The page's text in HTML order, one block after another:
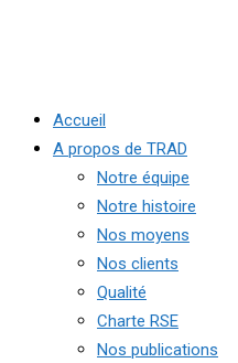
Accueil
A propos de TRAD
Notre équipe
Notre histoire
Nos moyens
Nos clients
Qualité
Charte RSE
Nos publications